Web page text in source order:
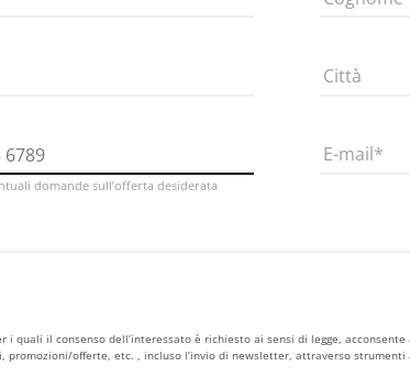
Città
domande sull’offerta desiderata
E-mail
quali il consenso dell’interessato è richiesto ai sensi di legge,
offerte, etc. , incluso l’invio di newsletter, attraverso